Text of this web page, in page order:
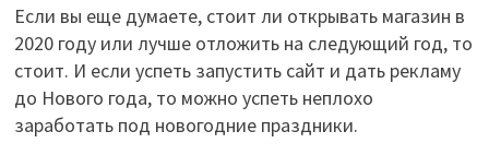
Если вы еще думаете, стоит ли открывать магазин в
2020 году или лучше отложить на следующий год, то
стоит. И если успеть запустить сайт и дать рекламу
до Нового года, то можно успеть неплохо
заработать под новогодние праздники.